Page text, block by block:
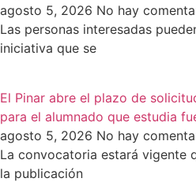
agosto 5, 2026 No hay
Las personas interesadas
iniciativa que se
El Pinar abre el plazo de
para el alumnado que estudia
agosto 5, 2026 No hay
La convocatoria estará vigente
la publicación